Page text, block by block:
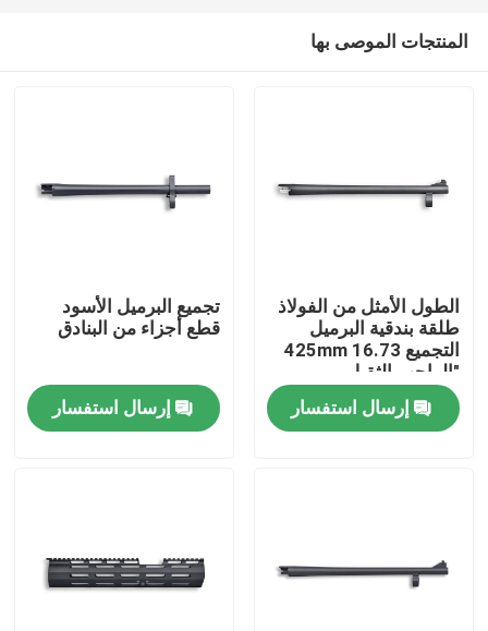
المنزل
حولنا
المنتجات الموصى بها
الطول الأمثل من الفولاذ
طلقة بندقية البرميل
التجميع 425mm 16.73
"الواجب الثقيل
إرسال استفسار
تجميع البرميل الأسود
قطع أجزاء من البنادق
إرسال استفسار